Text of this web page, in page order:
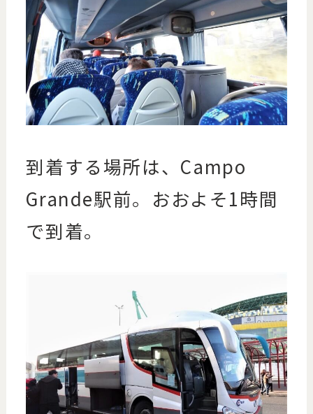
到着する場所は、Campo
Grande駅前。おおよそ1時間
で到着。